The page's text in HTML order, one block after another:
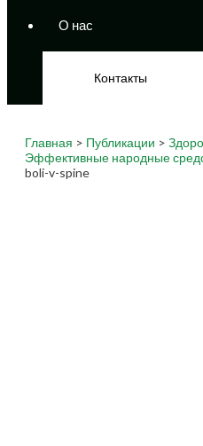
О нас
Контакты
Главная > Публикации >
Эффективные народные
boli-v-spine